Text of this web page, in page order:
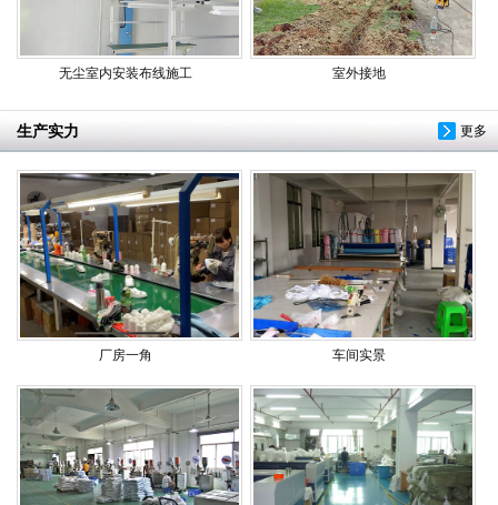
无尘室内安装布线施工 室外接地
更多
生产实力
厂房一角 车间实景